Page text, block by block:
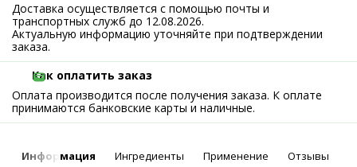
Доставка осуществляется с помощью почты и
транспортных служб до 12.08.2026.
Актуальную информацию уточняйте при подтверждении
заказа.
Как оплатить заказ
Оплата производится после получения заказа. К оплате
принимаются банковские карты и наличные.
Информация Ингредиенты Применение Отзывы